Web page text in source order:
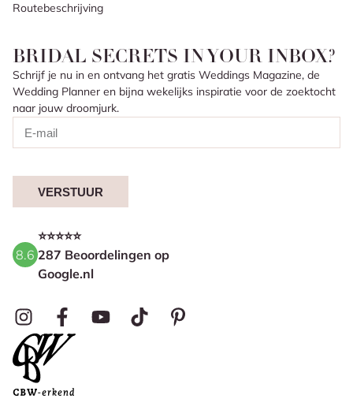
Routebeschrijving
BRIDAL SECRETS IN YOUR INBOX?
Schrijf je nu in en ontvang het gratis Weddings Magazine, de
Wedding Planner en bijna wekelijks inspiratie voor de zoektocht
naar jouw droomjurk.
VERSTUUR
8.6
⭐⭐⭐⭐⭐
287 Beoordelingen op
Google.nl